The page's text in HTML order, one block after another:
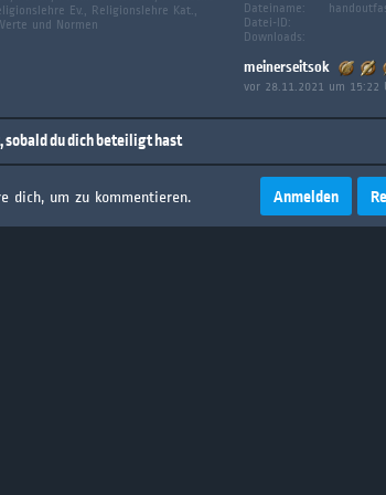
Dateiname:
Datei-ID:
Downloads:
meinerseitsok
vor 28.11.2021 um 15:22
Ev., Religionslehre Kat.,
und Normen
du dich beteiligt hast
dich, um zu kommentieren. Anmelden